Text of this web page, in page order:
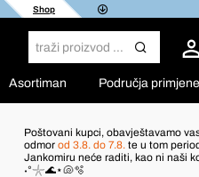
Shop
Asortiman Područja primjene
Poštovani kupci, obavještavamo
odmor od 3.8. do 7.8. te u tom
Jankomiru neće raditi, kao ni naši
˖°𓇼🌊⋆🐚🫧